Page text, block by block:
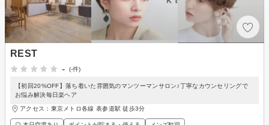
REST
-
(-件)
【初回20%OFF】落ち着いた雰囲気のマンツーマンサロン♪丁寧なカウンセリングで
お悩み解決毎日楽ヘア
アクセス：東京メトロ各線 表参道駅 徒歩3分